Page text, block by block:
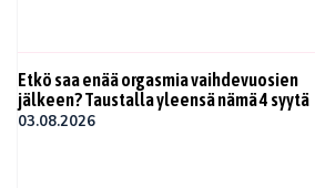
Etkö saa enää orgasmia vaihdevuosien
jälkeen? Taustalla yleensä nämä 4 syytä
03.08.2026